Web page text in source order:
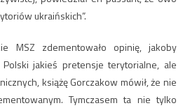
ukraińskich”.
MSZ zdementowało opinię, jakoby
jakieś pretensje terytorialne, ale
książę Gorczakow mówił, że nie
Tymczasem ta nie tylko